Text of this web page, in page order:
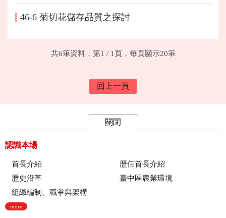
46-6 菊切花儲存品質之探討
共6筆資料，第1 / 1頁，每頁顯示20筆
回上一頁
關閉
認識本場
首長介紹
歷任首長介紹
歷史沿革
臺中區農業環境
組織編制、職掌與架構
more